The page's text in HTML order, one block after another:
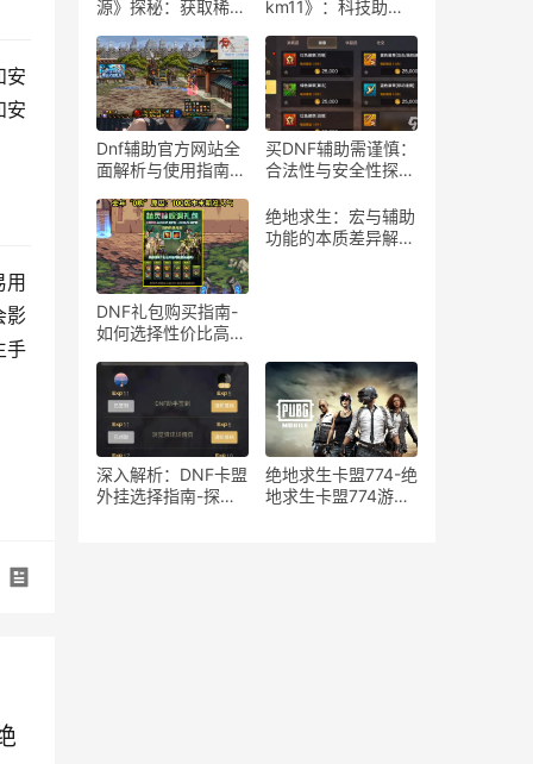
安
安
影
手
源》探秘：获取稀有
卡盟一手货源渠道解
析与购买指南
km11》：科技助力
《绝地求生卡盟
km11》深入解析：
辅助工具对游戏平衡
性的影响
Dnf辅助官方网站全
面解析与使用指南-
站功能与使用技巧
买DNF辅助需谨慎：
合法性与安全性探
助工具的合法性与潜
在风险分析
DNF礼包购买指南-
如何选择性价比高的
绝地求生：宏与辅助
功能的本质差异解
深入解析：DNF卡盟
外挂选择指南-探索
绝地求生卡盟774-绝
地求生卡盟774游戏